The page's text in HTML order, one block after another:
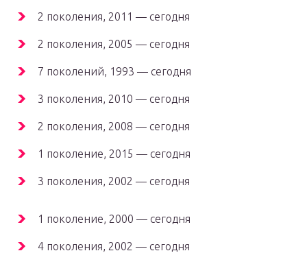
2 поколения, 2011 — сегодня
2 поколения, 2005 — сегодня
7 поколений, 1993 — сегодня
3 поколения, 2010 — сегодня
2 поколения, 2008 — сегодня
1 поколение, 2015 — сегодня
3 поколения, 2002 — сегодня
1 поколение, 2000 — сегодня
4 поколения, 2002 — сегодня